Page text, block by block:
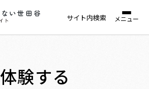
サイト内検索 メニュー
体験する